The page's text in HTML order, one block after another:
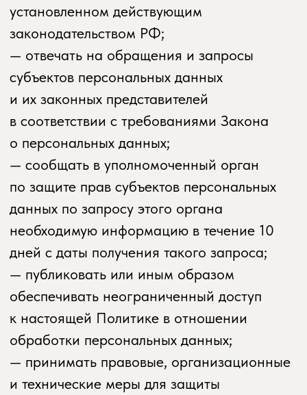
по защите прав субъектов персональных
данных или в судебном порядке
неправомерные действия или бездействие
Оператора при обработке его
— на осуществление иных прав,
предусмотренных законодательством РФ.
4.2. Субъекты персональных данных
обязаны:
— предоставлять Оператору достоверные
данные о себе;
— сообщать Оператору об уточнении
(обновлении, изменении) своих
персональных данных.
4.3. Лица, передавшие Оператору
недостоверные сведения о себе, либо
сведения о другом субъекте персональных
данных без согласия последнего, несут
ответственность в соответствии
с законодательством РФ.
5. Принципы обработки персональных
данных
5.1. Обработка персональных данных
осуществляется на законной